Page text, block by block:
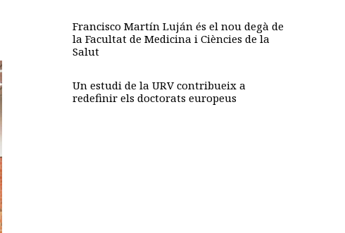
Francisco Martín Luján és el nou degà de
la Facultat de Medicina i Ciències de la
Salut
Un estudi de la URV contribueix a
redefinir els doctorats europeus